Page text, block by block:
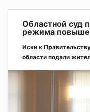
Областной суд
режима
Иски к
области подали